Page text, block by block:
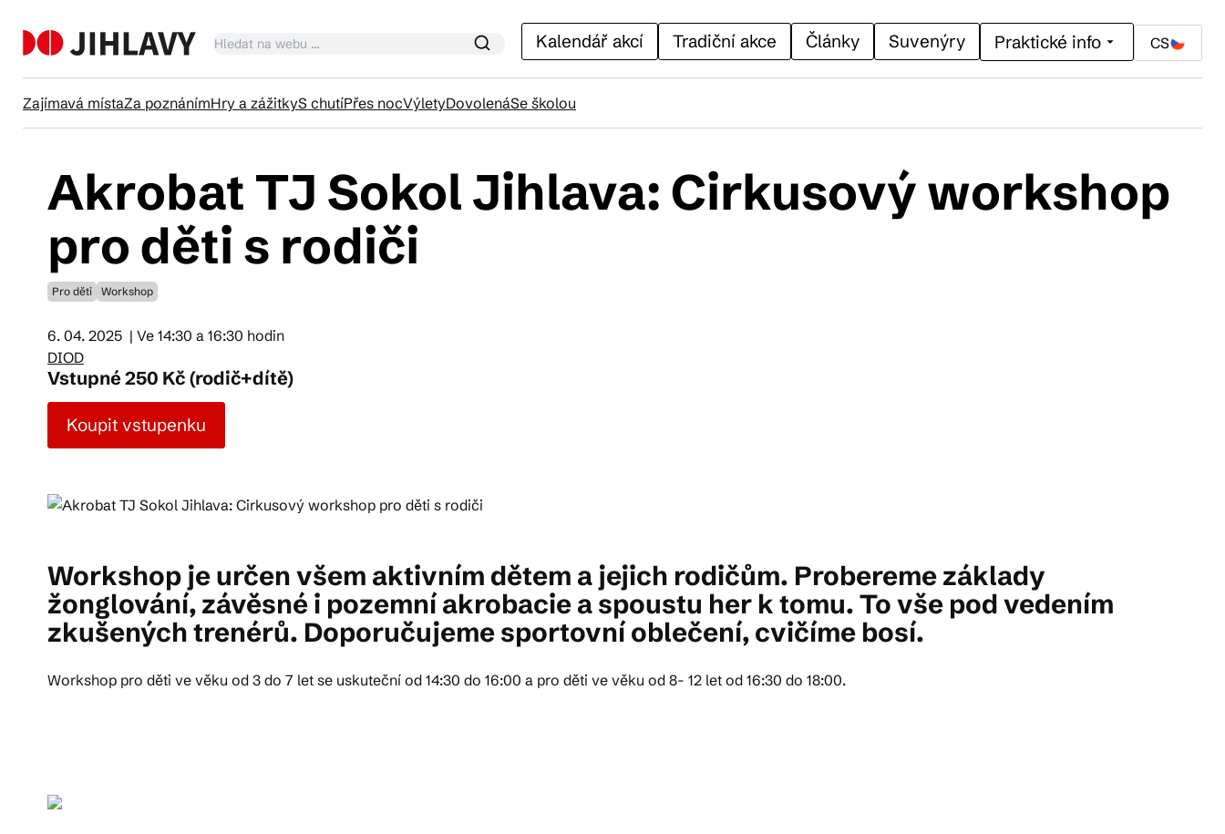
Kalendář akcí Tradiční akce Články Suvenýry Praktické info CS
Zajímavá místaZa poznánímHry a zážitkyS chutíPřes nocVýletyDovolenáSe školou
Kalendář akcí
Tradiční akce
CS EN DE
Akrobat TJ Sokol Jihlava: Cirkusový workshop
pro děti s rodiči
Pro děti Workshop
6. 04. 2025 | Ve 14:30 a 16:30 hodin
DIOD
Vstupné 250 Kč (rodič+dítě)
Koupit vstupenku
Workshop je určen všem aktivním dětem a jejich rodičům. Probereme základy
žonglování, závěsné i pozemní akrobacie a spoustu her k tomu. To vše pod vedením
zkušených trenérů. Doporučujeme sportovní oblečení, cvičíme bosí.
Workshop pro děti ve věku od 3 do 7 let se uskuteční od 14:30 do 16:00 a pro děti ve věku od 8- 12 let od 16:30 do 18:00.